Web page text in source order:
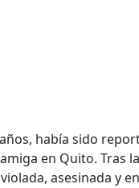
había sido
en Quito. Tras
asesinada y